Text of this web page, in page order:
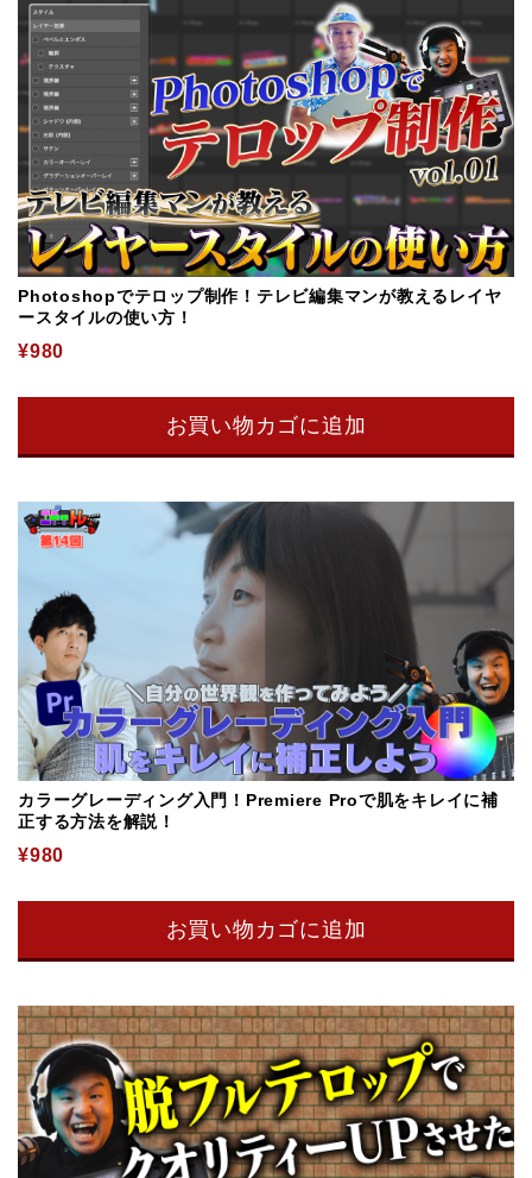
Photoshopでテロップ制作！テレビ編集マンが教えるレイヤ
ースタイルの使い方！
¥980
お買い物カゴに追加
カラーグレーディング入門！Premiere Proで肌をキレイに補
正する方法を解説！
¥980
お買い物カゴに追加